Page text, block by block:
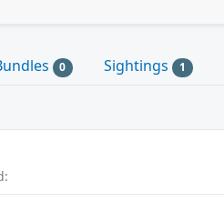
0 Sightings 1